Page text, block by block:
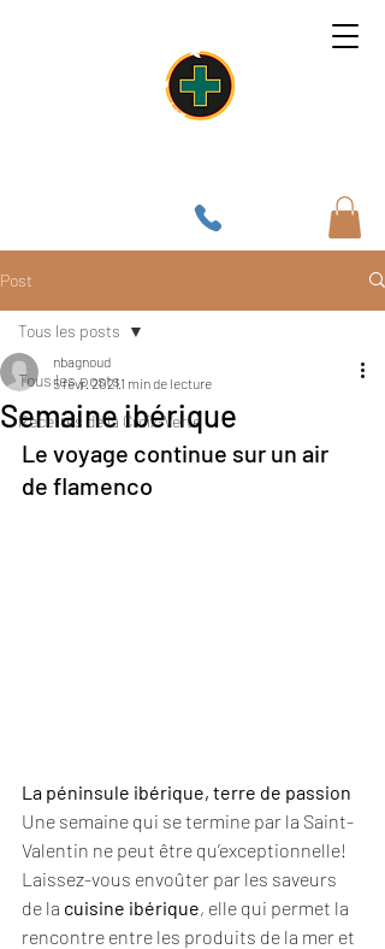
Post
Tous les posts
Recettes de la Croix-Verte
Tous les posts
Semaine ibérique
nbagnoud
5 févr. 20211 min de lecture
Le voyage continue sur un air
de flamenco
La péninsule ibérique, terre de passion
Une semaine qui se termine par la Saint-
Valentin ne peut être qu’exceptionnelle!
Laissez-vous envoûter par les saveurs
de la cuisine ibérique, elle qui permet la
rencontre entre les produits de la mer et